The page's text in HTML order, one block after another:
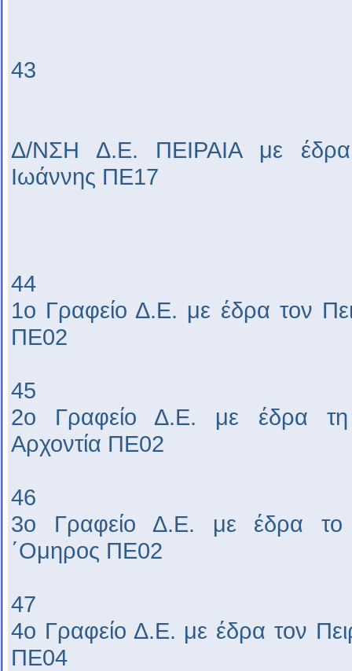
43
Δ/ΝΣΗ Δ.Ε. ΠΕΙΡΑΙΑ με έδρα
Ιωάννης ΠΕ17
44
1ο Γραφείο Δ.Ε. με έδρα τον
ΠΕ02
45
2ο Γραφείο Δ.Ε. με έδρα τη
Αρχοντία ΠΕ02
46
3ο Γραφείο Δ.Ε. με έδρα το
΄Ομηρος ΠΕ02
47
4ο Γραφείο Δ.Ε. με έδρα τον
ΠΕ04